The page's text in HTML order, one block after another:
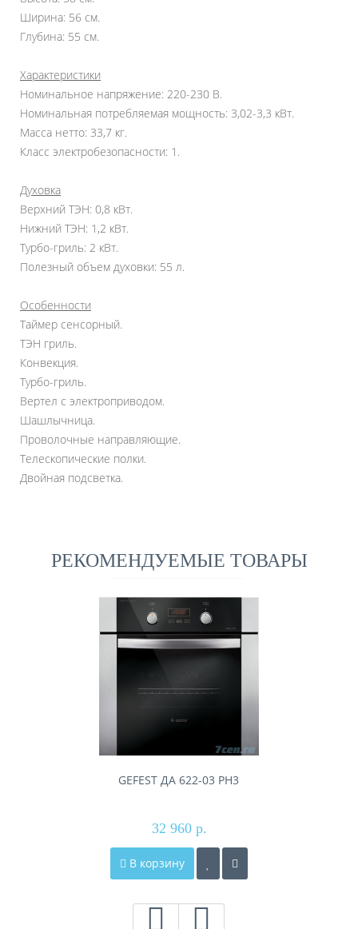
Ширина: 56 см.
Глубина: 55 см.
Характеристики
Номинальное напряжение: 220-230 В.
Номинальная потребляемая мощность: 3,02-3,3 кВт.
Масса нетто: 33,7 кг.
Класс электробезопасности: 1.
Духовка
Верхний ТЭН: 0,8 кВт.
Нижний ТЭН: 1,2 кВт.
Турбо-гриль: 2 кВт.
Полезный объем духовки: 55 л.
Особенности
Таймер сенсорный.
ТЭН гриль.
Конвекция.
Турбо-гриль.
Вертел с электрoприводом.
Шашлычница.
Проволочные направляющие.
Телескопические полки.
Двойная подсветка.
РЕКОМЕНДУЕМЫЕ ТОВАРЫ
GEFEST ДА 622-03 РН3
32 960 р.
В корзину